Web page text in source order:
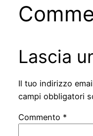
Lascia
Il tuo indirizzo
campi obbligatori
Commento *